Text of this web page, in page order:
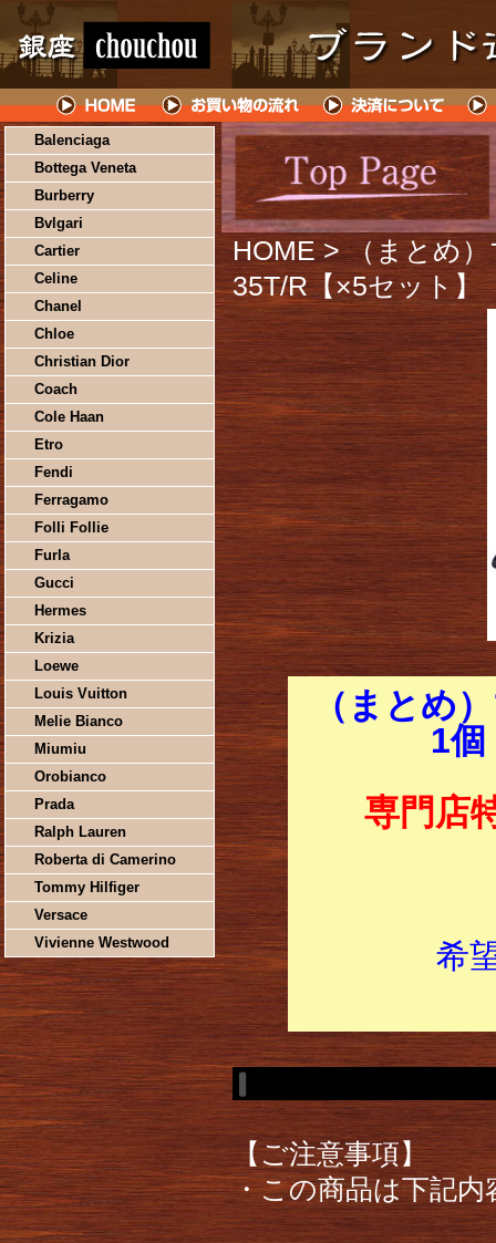
Balenciaga
Bottega Veneta
Burberry
Bvlgari
Cartier
Celine
Chanel
Chloe
Christian Dior
Coach
Cole Haan
Etro
Fendi
Ferragamo
Folli Follie
Furla
Gucci
Hermes
Krizia
Loewe
Louis Vuitton
Melie Bianco
Miumiu
Orobianco
Prada
Ralph Lauren
Roberta di Camerino
Tommy Hilfiger
Versace
Vivienne Westwood
HOME > （まとめ
35T/R【×5セット】
（まとめ
1
専門店
希
【ご注意事項】
・この商品は下記